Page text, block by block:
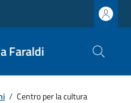
Faraldi
/ Centro per la cultura